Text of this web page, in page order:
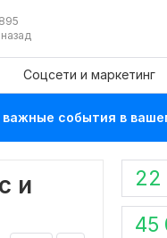
Соцсети и маркетинг
события в
и
22
45